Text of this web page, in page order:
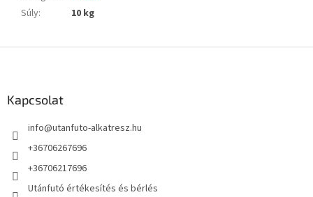
Súly: 10 kg
Kapcsolat
info@utanfuto-alkatresz.hu
+36706267696
+36706217696
Utánfutó értékesítés és bérlés